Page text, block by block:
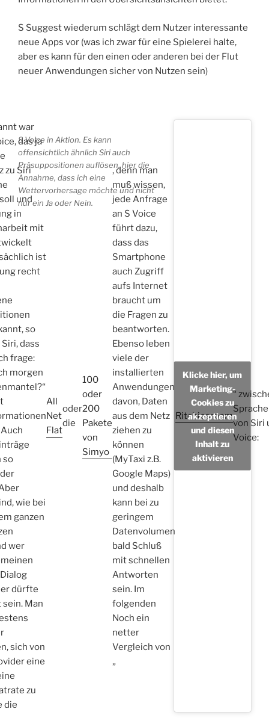
S Suggest wiederum schlägt dem Nutzer interessante
neue Apps vor (was ich zwar für eine Spielerei halte,
aber es kann für den einen oder anderen bei der Flut
neuer Anwendungen sicher von Nutzen sein)
S Voice in Aktion. Es kann
offensichtlich ähnlich Siri auch
Präsuppositionen auflösen, hier die
Annahme, dass ich eine
Wettervorhersage möchte und nicht
nur ein Ja oder Nein.
war
das ja
zu Siri
und
in
mit
ist
recht
so
dass
frage:
morgen
so
wie bei
ganzen
wer
dürfte
Man
sich von
eine
zu
die
All
Net
Flat
oder
die
100
oder
200
Pakete
von
Simyo
, denn man
muß wissen,
jede Anfrage
an S Voice
führt dazu,
dass das
Smartphone
auch Zugriff
aufs Internet
braucht um
die Fragen zu
beantworten.
Ebenso leben
viele der
installierten
Anwendungen
davon, Daten
aus dem Netz
ziehen zu
können
(MyTaxi z.B.
Google Maps)
und deshalb
kann bei zu
geringem
Datenvolumen
bald Schluß
mit schnellen
Antworten
sein. Im
folgenden
Noch ein
netter
Vergleich von
„
Ritchiesroom
“
von Siri
Voice:
Klicke hier, um
Marketing-
Cookies zu
akzeptieren
und diesen
Inhalt zu
aktivieren